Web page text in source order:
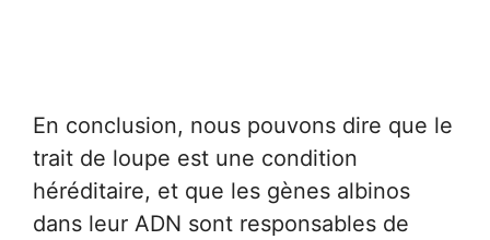
En conclusion, nous pouvons dire que le
trait de loupe est une condition
héréditaire, et que les gènes albinos
dans leur ADN sont responsables de